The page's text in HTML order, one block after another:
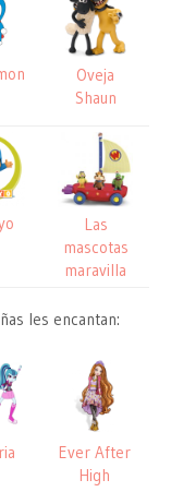
Oveja
Shaun
Las
mascotas
maravilla
les encantan:
Ever After
High